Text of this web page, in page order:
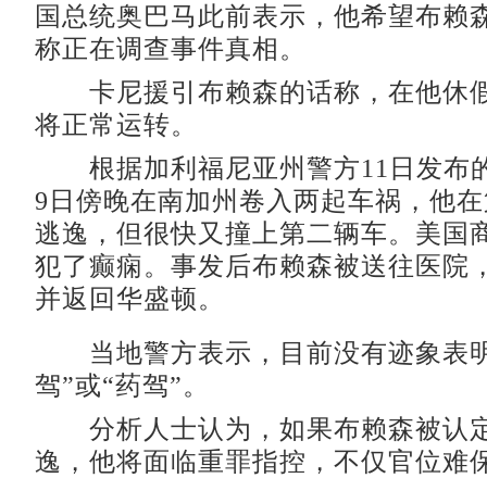
国总统奥巴马此前表示，他希望布赖
称正在调查事件真相。
卡尼援引布赖森的话称，在他休
将正常运转。
根据加利福尼亚州警方11日发布
9日傍晚在南加州卷入两起车祸，他
逃逸，但很快又撞上第二辆车。美国
犯了癫痫。事发后布赖森被送往医院
并返回华盛顿。
当地警方表示，目前没有迹象表
驾”或“药驾”。
分析人士认为，如果布赖森被认
逸，他将面临重罪指控，不仅官位难